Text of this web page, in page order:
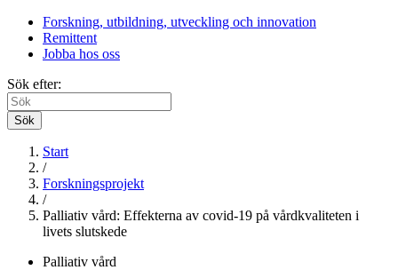
Forskning, utbildning, utveckling och innovation
Remittent
Jobba hos oss
Sök efter:
Sök
Start
/
Forskningsprojekt
/
Palliativ vård: Effekterna av covid-19 på vårdkvaliteten i
livets slutskede
Palliativ vård